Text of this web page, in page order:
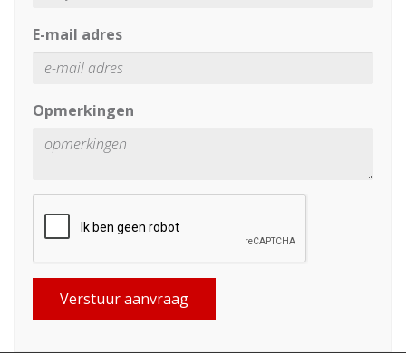
E-mail adres
Opmerkingen
Verstuur aanvraag